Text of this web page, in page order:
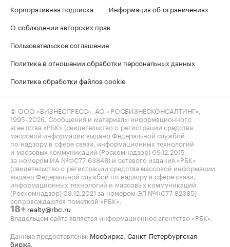
Корпоративная подписка
Информация об ограничениях
О соблюдении авторских прав
Пользовательское соглашение
Политика в отношении обработки персональных данных
Политика обработки файлов cookie
© ООО «БИЗНЕСПРЕСС», АО «РОСБИЗНЕСКОНСАЛТИНГ»,
1995–2026 . Сообщения и материалы информационного
агентства «РБК» (свидетельство о регистрации средства
массовой информации выдано Федеральной службой
по надзору в сфере связи, информационных технологий
и массовых коммуникаций (Роскомнадзор) 09.12.2015
за номером ИА №ФС77-63848) и сетевого издания «РБК»
(свидетельство о регистрации средства массовой информации
выдано Федеральной службой по надзору в сфере связи,
информационных технологий и массовых коммуникаций
(Роскомнадзор) 03.12.2021 за номером ЭЛ №ФС77-82385)
сопровождаются пометкой «РБК».
18+ realty@rbc.ru
Владельцем сайта является информационное агентство «РБК».
Данные предоставлены: Мосбиржа Санкт-Петербургская
биржа